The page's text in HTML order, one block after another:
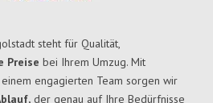
steht für Qualität,
Preise bei Ihrem Umzug. Mit
engagierten Team sorgen wir
der genau auf Ihre Bedürfnisse